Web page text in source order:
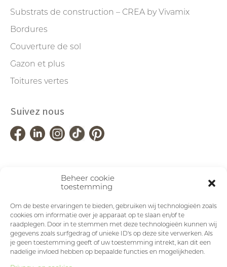
Beheer cookie
toestemming
Om de beste ervaringen te bieden, gebruiken wij technologieën zoals
cookies om informatie over je apparaat op te slaan en/of te
raadplegen. Door in te stemmen met deze technologieën kunnen wij
gegevens zoals surfgedrag of unieke ID's op deze site verwerken. Als
je geen toestemming geeft of uw toestemming intrekt, kan dit een
nadelige invloed hebben op bepaalde functies en mogelijkheden.
Substrats de construction – CREA by Vivamix
Bordures
Couverture de sol
Gazon et plus
Toitures vertes
Suivez nous